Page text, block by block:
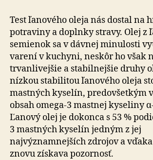
Test ľanového oleja nás dostal na
potraviny a doplnky stravy. Olej z
semienok sa v dávnej minulosti
varení v kuchyni, neskôr ho však
trvanlivejšie a stabilnejšie druhy
nízkou stabilitou ľanového oleja
mastných kyselín, predovšetkým
obsah omega-3 mastnej kyseliny
Ľanový olej je dokonca s 53 %
3 mastných kyselín jedným z jej
najvýznamnejších zdrojov a
znovu získava pozornosť.